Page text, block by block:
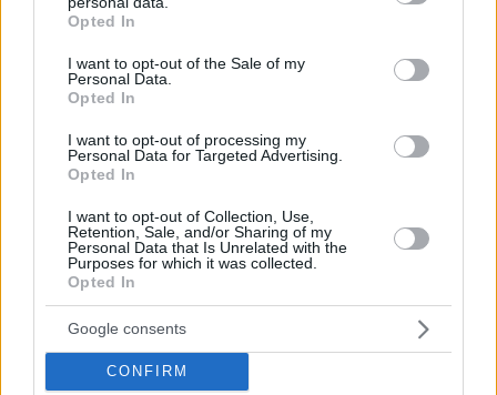
grant or deny consent to Google and its third-party tags to
use your data for below specified purposes in below Google
consent section.
Opted In
I want to opt-out of the Sale of my
Personal Data.
Opted In
I want to opt-out of processing my
Personal Data for Targeted Advertising.
Opted In
I want to opt-out of Collection, Use,
Retention, Sale, and/or Sharing of my
Personal Data that Is Unrelated with the
Purposes for which it was collected.
Opted In
Google consents
CONFIRM
Καρκίνος παχέος εντέρου: Το απλό τεστ που
συνδέθηκε με 50% λιγότερους θανάτους – Το
παράδειγμα της Ισπανίας
08.08.2026, 09:31